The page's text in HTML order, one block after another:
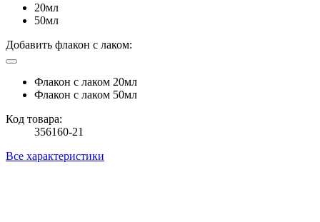
20мл
50мл
Добавить флакон с лаком:
Флакон с лаком 20мл
Флакон с лаком 50мл
Код товара:
356160-21
Все характеристики